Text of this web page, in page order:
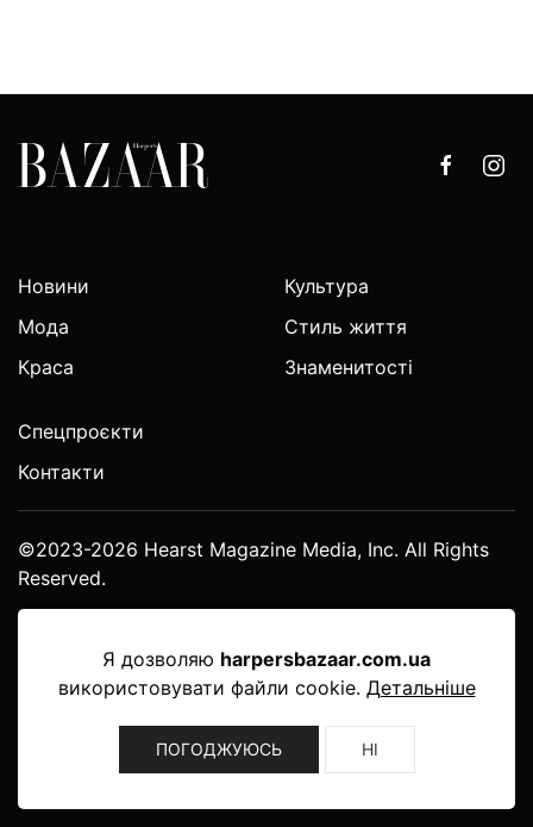
Я дозволяю harpersbazaar.com.ua
використовувати файли cookie. Детальніше
ПОГОДЖУЮСЬ НІ
Новини
Мода
Краса
Культура
Стиль життя
Знаменитості
Спецпроєкти
Контакти
©2023-2026 Hearst Magazine Media, Inc. All Rights
Reserved.